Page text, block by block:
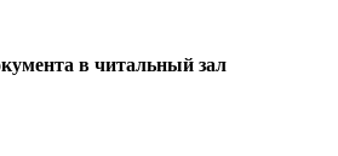
в читальный зал